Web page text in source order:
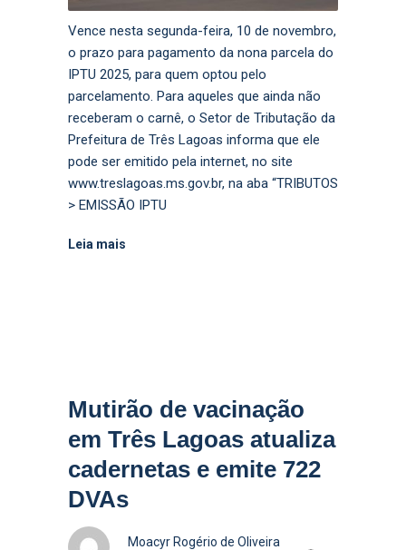
Vence nesta segunda-feira, 10 de novembro,
o prazo para pagamento da nona parcela do
IPTU 2025, para quem optou pelo
parcelamento. Para aqueles que ainda não
receberam o carnê, o Setor de Tributação da
Prefeitura de Três Lagoas informa que ele
pode ser emitido pela internet, no site
www.treslagoas.ms.gov.br, na aba “TRIBUTOS
> EMISSÃO IPTU
Leia mais
Mutirão de vacinação
em Três Lagoas atualiza
cadernetas e emite 722
DVAs
Moacyr Rogério de Oliveira